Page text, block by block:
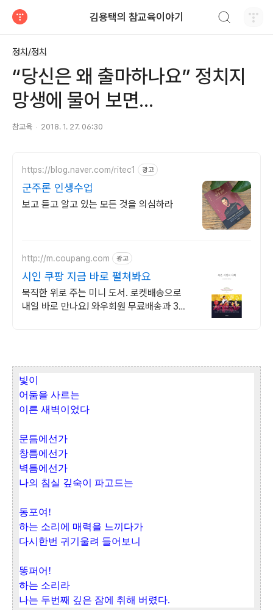
김용택의 참교육이야기
정치/정치
“당신은 왜 출마하나요” 정치지
망생에 물어 보면...
참교육 2018. 1. 27. 06:30
https://blog.naver.com/ritec1 광고
군주론 인생수업
보고 듣고 알고 있는 모든 것을 의심하라
http://m.coupang.com 광고
시인 쿠팡 지금 바로 펼쳐봐요
묵직한 위로 주는 미니 도서. 로켓배송으로
내일 바로 만나요! 와우회원 무료배송과 30
빛이
어둠을 사르는
이른 새벽이었다
문틈에선가
창틈에선가
벽틈에선가
나의 침실 깊숙이 파고드는
동포여 !
하는 소리에 매력을 느끼다가
다시한번 귀기울려 들어보니
똥퍼어 !
하는 소리라
나는 두번째 깊은 잠에 취해 버렸다.